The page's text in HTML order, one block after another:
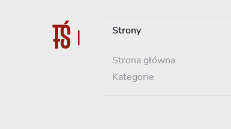
Strony
Strona główna
Kategorie